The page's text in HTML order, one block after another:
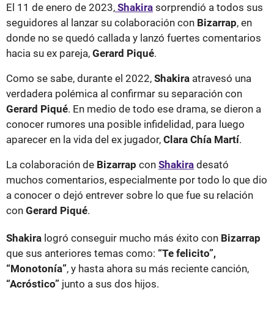
El 11 de enero de 2023, Shakira sorprendió a todos sus
seguidores al lanzar su colaboración con Bizarrap, en
donde no se quedó callada y lanzó fuertes comentarios
hacia su ex pareja, Gerard Piqué.
Como se sabe, durante el 2022, Shakira atravesó una
verdadera polémica al confirmar su separación con
Gerard Piqué. En medio de todo ese drama, se dieron a
conocer rumores una posible infidelidad, para luego
aparecer en la vida del ex jugador, Clara Chía Martí.
La colaboración de Bizarrap con Shakira desató
muchos comentarios, especialmente por todo lo que dio
a conocer o dejó entrever sobre lo que fue su relación
con Gerard Piqué.
Shakira logró conseguir mucho más éxito con Bizarrap
que sus anteriores temas como: “Te felicito”,
“Monotonía”, y hasta ahora su más reciente canción,
“Acróstico” junto a sus dos hijos.